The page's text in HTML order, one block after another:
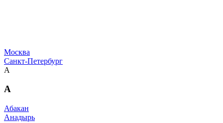
Москва
Санкт-Петербург
А
А
Абакан
Анадырь